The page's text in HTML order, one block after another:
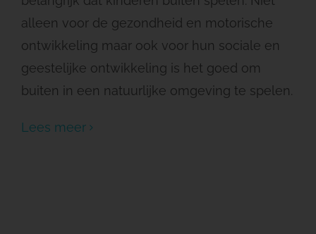
alleen voor de gezondheid en motorische
ontwikkeling maar ook voor hun sociale en
geestelijke ontwikkeling is het goed om
buiten in een natuurlijke omgeving te spelen.
Lees meer